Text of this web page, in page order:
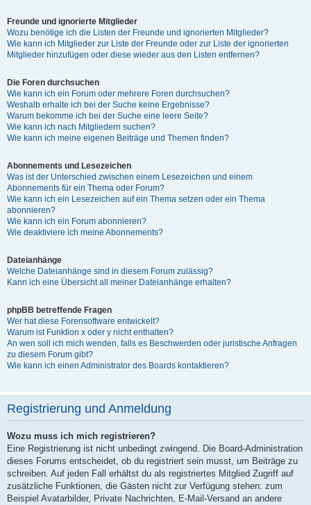
Freunde und ignorierte Mitglieder
Wozu benötige ich die Listen der Freunde und ignorierten Mitglieder?
Wie kann ich Mitglieder zur Liste der Freunde oder zur Liste der ignorierten
Mitglieder hinzufügen oder diese wieder aus den Listen entfernen?
Die Foren durchsuchen
Wie kann ich ein Forum oder mehrere Foren durchsuchen?
Weshalb erhalte ich bei der Suche keine Ergebnisse?
Warum bekomme ich bei der Suche eine leere Seite?
Wie kann ich nach Mitgliedern suchen?
Wie kann ich meine eigenen Beiträge und Themen finden?
Abonnements und Lesezeichen
Was ist der Unterschied zwischen einem Lesezeichen und einem
Abonnements für ein Thema oder Forum?
Wie kann ich ein Lesezeichen auf ein Thema setzen oder ein Thema
abonnieren?
Wie kann ich ein Forum abonnieren?
Wie deaktiviere ich meine Abonnements?
Dateianhänge
Welche Dateianhänge sind in diesem Forum zulässig?
Kann ich eine Übersicht all meiner Dateianhänge erhalten?
phpBB betreffende Fragen
Wer hat diese Forensoftware entwickelt?
Warum ist Funktion x oder y nicht enthalten?
An wen soll ich mich wenden, falls es Beschwerden oder juristische Anfragen
zu diesem Forum gibt?
Wie kann ich einen Administrator des Boards kontaktieren?
Registrierung und Anmeldung
Wozu muss ich mich registrieren?
Eine Registrierung ist nicht unbedingt zwingend. Die Board-Administration
dieses Forums entscheidet, ob du registriert sein musst, um Beiträge zu
schreiben. Auf jeden Fall erhältst du als registriertes Mitglied Zugriff auf
zusätzliche Funktionen, die Gästen nicht zur Verfügung stehen: zum
Beispiel Avatarbilder, Private Nachrichten, E-Mail-Versand an andere